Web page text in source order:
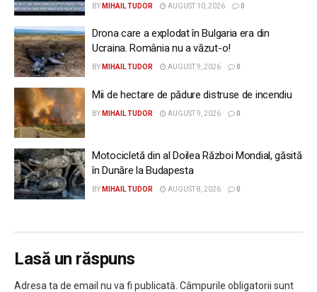
BY MIHAIL TUDOR AUGUST 10, 2026 0
Drona care a explodat în Bulgaria era din
Ucraina. România nu a văzut-o!
BY MIHAIL TUDOR AUGUST 9, 2026 0
Mii de hectare de pădure distruse de incendiu
BY MIHAIL TUDOR AUGUST 9, 2026 0
Motocicletă din al Doilea Război Mondial, găsită
în Dunăre la Budapesta
BY MIHAIL TUDOR AUGUST 8, 2026 0
Lasă un răspuns
Adresa ta de email nu va fi publicată. Câmpurile obligatorii sunt